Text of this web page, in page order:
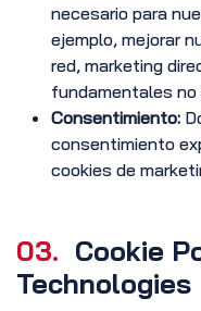
necesario para
ejemplo, mejorar
red, marketing
fundamentales
Consentimiento:
consentimiento
cookies de
03. Cookie
Technologies